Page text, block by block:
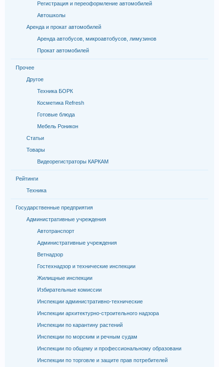
Регистрация и переоформление автомобилей
Автошколы
Аренда и прокат автомобилей
Аренда автобусов, микроавтобусов, лимузинов
Прокат автомобилей
Прочее
Другое
Техника БОРК
Косметика Refresh
Готовые блюда
Мебель Роникон
Статьи
Товары
Видеорегистраторы КАРКАМ
Рейтинги
Техника
Государственные предприятия
Административные учреждения
Автотранспорт
Административные учреждения
Ветнадзор
Гостехнадзор и технические инспекции
Жилищные инспекции
Избирательные комиссии
Инспекции административно-технические
Инспекции архитектурно-строительного надзора
Инспекции по карантину растений
Инспекции по морским и речным судам
Инспекции по общему и профессиональному образовани
Инспекции по торговле и защите прав потребителей